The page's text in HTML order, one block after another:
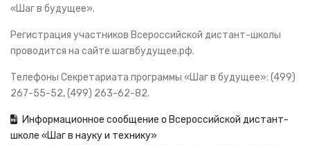
«Шаг в будущее».
Регистрация участников Всероссийской дистант-школы
проводится на сайте шагвбудущее.рф.
Телефоны Секретариата программы «Шаг в будущее»: (499)
267-55-52, (499) 263-62-82.
Информационное сообщение о Всероссийской дистант-
школе «Шаг в науку и технику»